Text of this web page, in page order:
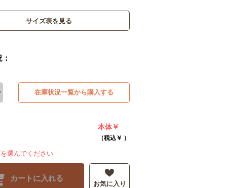
サイズ表を見る
在庫状況一覧から購入する
本体￥
（税込￥ ）
選んでください
カートに入れる
お気に入り